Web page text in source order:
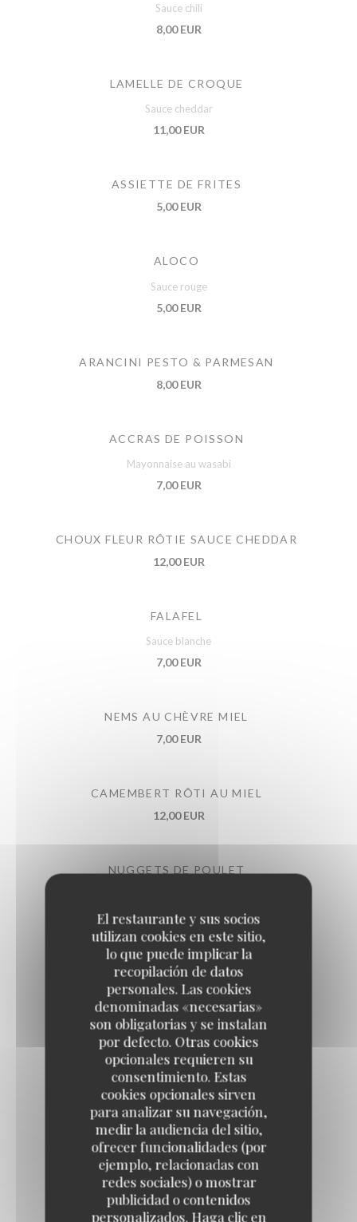
El restaurante y sus socios
utilizan cookies en este sitio,
lo que puede implicar la
recopilación de datos
personales. Las cookies
denominadas «necesarias»
son obligatorias y se instalan
por defecto. Otras cookies
opcionales requieren su
consentimiento. Estas
cookies opcionales sirven
para analizar su navegación,
medir la audiencia del sitio,
ofrecer funcionalidades (por
ejemplo, relacionadas con
redes sociales) o mostrar
publicidad o contenidos
personalizados. Haga clic en
Sauce chili
8,00 EUR
LAMELLE DE CROQUE
Sauce cheddar
11,00 EUR
ASSIETTE DE FRITES
5,00 EUR
ALOCO
Sauce rouge
5,00 EUR
ARANCINI PESTO & PARMESAN
8,00 EUR
ACCRAS DE POISSON
Mayonnaise au wasabi
7,00 EUR
CHOUX FLEUR RÔTIE SAUCE CHEDDAR
12,00 EUR
FALAFEL
Sauce blanche
7,00 EUR
NEMS AU CHÈVRE MIEL
7,00 EUR
CAMEMBERT RÔTI AU MIEL
12,00 EUR
NUGGETS DE POULET
8,00 EUR
PLANCHE MIXTE
15,00 EUR 22,00 EUR
MEZZE DU FIEF
26,00 EUR
STICKS DE MOZZARELLA
sauce rouge
6,00 EUR